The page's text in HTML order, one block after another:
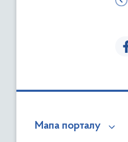
Мапа порталу